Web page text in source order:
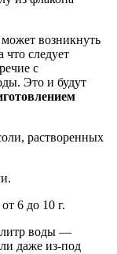
возникнуть
следует
с
Это и будут
растворенных
6 до 10 г.
литр воды —
даже из-под